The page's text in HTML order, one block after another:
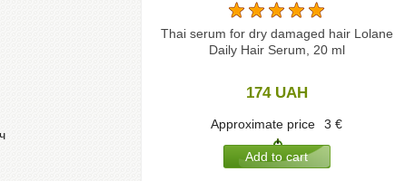
Thai serum for dry damaged hair Lolane
Daily Hair Serum, 20 ml
174 UAH
Approximate price 3€